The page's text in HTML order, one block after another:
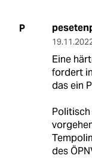
P
Eine
fordert
das ein
des